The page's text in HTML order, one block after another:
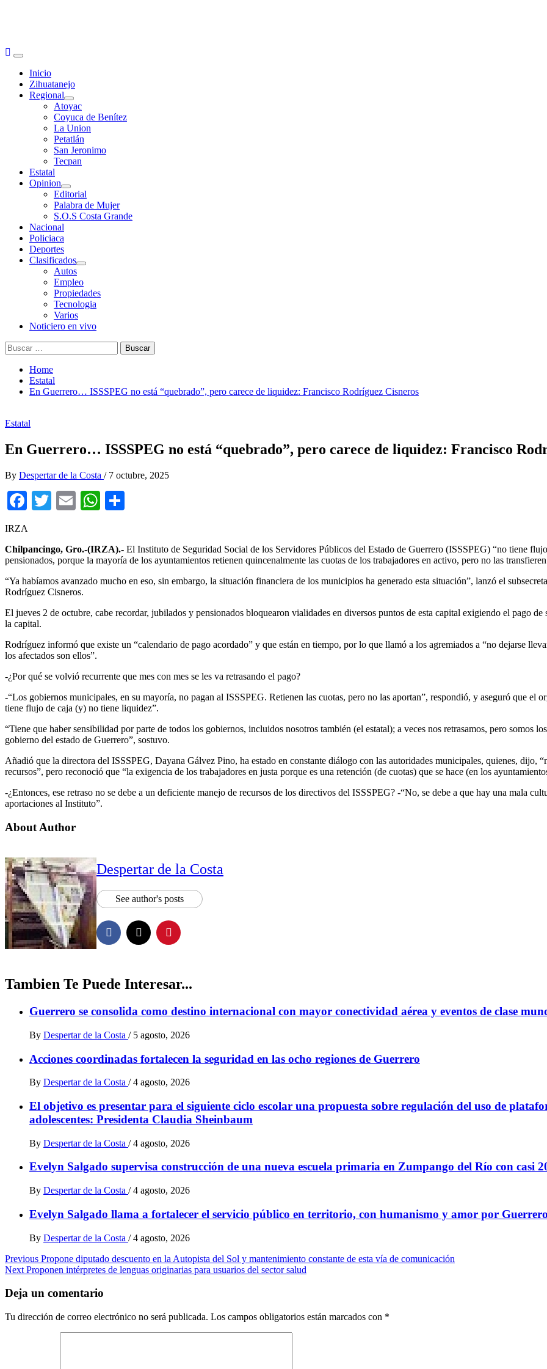
Primary
MenuInicio
Zihuatanejo
Regional
Atoyac
Coyuca de Benítez
La Union
Petatlán
San Jeronimo
Tecpan
Estatal
Opinion
Editorial
Palabra de Mujer
S.O.S Costa Grande
Nacional
Policiaca
Deportes
Clasificados
Autos
Empleo
Propiedades
Tecnologia
Varios
Noticiero en vivo
Buscar:
Home
Estatal
En Guerrero… ISSSPEG no está “quebrado”, pero carece de liquidez: Francisco Rodríguez Cisneros
Estatal
En Guerrero… ISSSPEG no está “quebrado”, pero carece de liquidez: Francisco
By Despertar de la Costa / 7 octubre, 2025
Facebook
TwitterEmailWhatsApp
IRZA
Chilpancingo, Gro.-(IRZA).- El Instituto de Seguridad Social de los Servidores Públicos del Estado de Guerrero (ISSSPEG) “no tiene
pensionados, porque la mayoría de los ayuntamientos retienen quincenalmente las cuotas de los trabajadores en activo, pero no las
“Ya habíamos avanzado mucho en eso, sin embargo, la situación financiera de los municipios ha generado esta situación”, lanzó el
Rodríguez Cisneros.
El jueves 2 de octubre, cabe recordar, jubilados y pensionados bloquearon vialidades en diversos puntos de esta capital exigiendo el pago
la capital.
Rodríguez informó que existe un “calendario de pago acordado” y que están en tiempo, por lo que llamó a los agremiados a “no dejarse
los afectados son ellos”.
-¿Por qué se volvió recurrente que mes con mes se les va retrasando el pago?
-“Los gobiernos municipales, en su mayoría, no pagan al ISSSPEG. Retienen las cuotas, pero no las aportan”, respondió, y aseguró que el
tiene flujo de caja (y) no tiene liquidez”.
“Tiene que haber sensibilidad por parte de todos los gobiernos, incluidos nosotros también (el estatal); a veces nos retrasamos, pero somos
gobierno del estado de Guerrero”, sostuvo.
Añadió que la directora del ISSSPEG, Dayana Gálvez Pino, ha estado en constante diálogo con las autoridades municipales, quienes, dijo,
recursos”, pero reconoció que “la exigencia de los trabajadores en justa porque es una retención (de cuotas) que se hace (en los
-¿Entonces, ese retraso no se debe a un deficiente manejo de recursos de los directivos del ISSSPEG? -“No, se debe a que hay una mala
aportaciones al Instituto”.
About Author
Despertar de la Costa
See author's posts
Tambien Te Puede Interesar...
Guerrero se consolida como destino internacional con mayor conectividad aérea y eventos de clase
By Despertar de la Costa / 5 agosto, 2026
Acciones coordinadas fortalecen la seguridad en las ocho regiones de Guerrero
By Despertar de la Costa / 4 agosto, 2026
El objetivo es presentar para el siguiente ciclo escolar una propuesta sobre regulación del uso de
adolescentes: Presidenta Claudia Sheinbaum
By Despertar de la Costa / 4 agosto, 2026
Evelyn Salgado supervisa construcción de una nueva escuela primaria en Zumpango del Río con casi
By Despertar de la Costa / 4 agosto, 2026
Evelyn Salgado llama a fortalecer el servicio público en territorio, con humanismo y amor por
By Despertar de la Costa / 4 agosto, 2026
Post
navigation
Previous Propone diputado descuento en la Autopista del Sol y mantenimiento constante de esta vía de comunicación
Next Proponen intérpretes de lenguas originarias para usuarios del sector salud
Deja un comentario
Tu dirección de correo electrónico no será publicada. Los campos obligatorios están marcados con *